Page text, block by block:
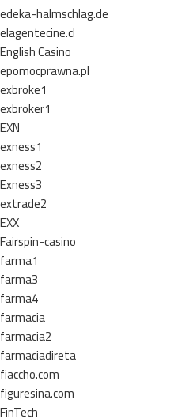
edeka-halmschlag.de
elagentecine.cl
English Casino
epomocprawna.pl
exbroke1
exbroker1
EXN
exness1
exness2
Exness3
extrade2
EXX
Fairspin-casino
farma1
farma3
farma4
farmacia
farmacia2
farmaciadireta
fiaccho.com
figuresina.com
FinTech